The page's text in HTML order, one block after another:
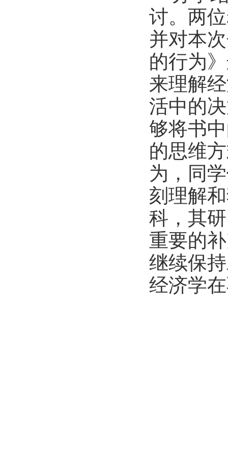
讨。两
并对本
的行为
来理解
活中的
够将书
的思维
为，同
刻理解
科，其
重要的
继续保
经济学